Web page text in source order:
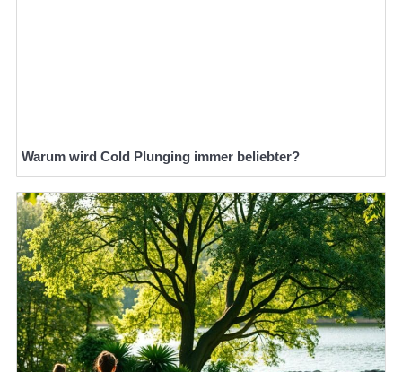
Warum wird Cold Plunging immer beliebter?